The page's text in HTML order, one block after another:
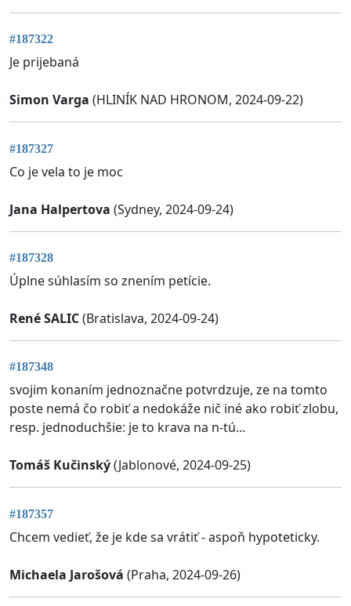
#187322
Je prijebaná
Simon Varga (HLINÍK NAD HRONOM, 2024-09-22)
#187327
Co je vela to je moc
Jana Halpertova (Sydney, 2024-09-24)
#187328
Úplne súhlasím so znením petície.
René SALIC(Bratislava, 2024-09-24)
#187348
svojim konaním jednoznačne potvrdzuje, ze na tomto
poste nemá čo robiť a nedokáže nič iné ako robiť zlobu,
resp. jednoduchšie: je to krava na n-tú...
Tomáš Kučinský(Jablonové, 2024-09-25)
#187357
Chcem vedieť, že je kde sa vrátiť - aspoň hypoteticky.
Michaela Jarošová (Praha, 2024-09-26)